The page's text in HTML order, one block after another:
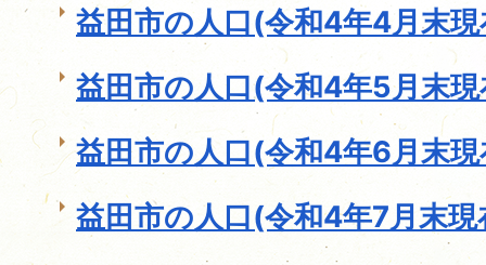
益田市の人口(令和4年4月末
益田市の人口(令和4年5月末
益田市の人口(令和4年6月末
益田市の人口(令和4年7月末現